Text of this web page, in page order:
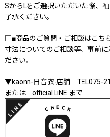
SからLをご選択いただいた際、
了承ください。
□■商品のご質問・ご相談はこち
寸法についてのご相談等、事前
ださい。
▼kaonn-日音衣-店舗 TEL075-
または official LiNE まで